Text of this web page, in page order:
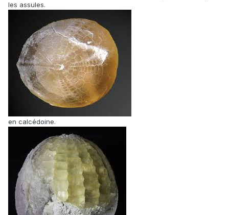
les assules.
en calcédoine.